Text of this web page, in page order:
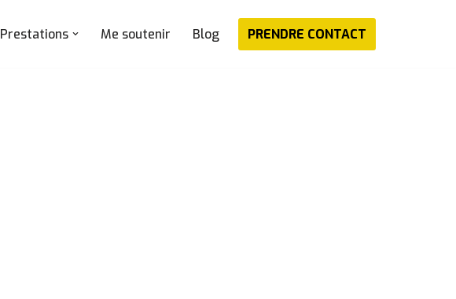
Prestations Me soutenir Blog PRENDRE CONTACT